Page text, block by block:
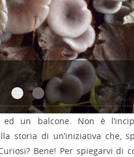
funghiboxfunghibox dalla
ed un balcone. Non è
storia di un’iniziativa che,
Bene! Per spiegarvi di